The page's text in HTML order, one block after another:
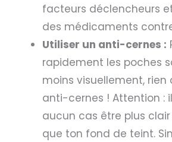
facteurs déclencheurs
des médicaments
Utiliser un anti-cernes :
rapidement les poches
moins visuellement, rien
anti-cernes ! Attention :
aucun cas être plus
que ton fond de teint.